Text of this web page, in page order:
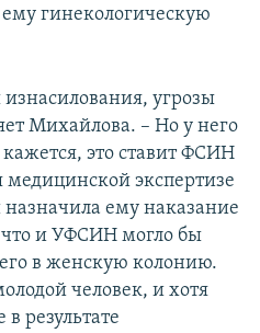
гинекологическую
угрозы
Михайлова. – Но у него
это ставит ФСИН
медицинской экспертизе
ему наказание
и УФСИН могло бы
в женскую колонию.
человек, и хотя
результате